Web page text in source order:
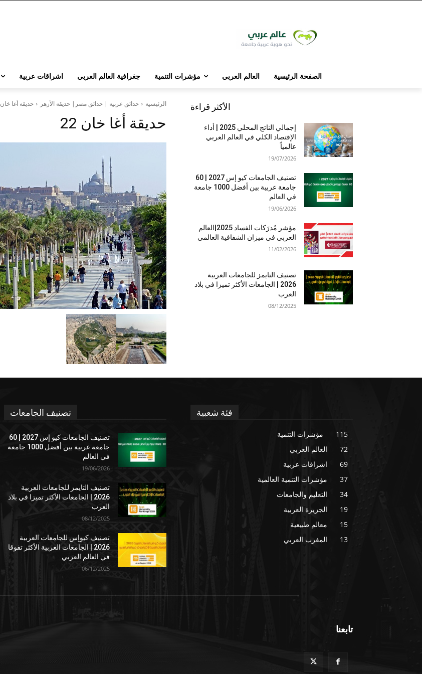
الصفحة الرئيسية العالم العربي مؤشرات التنمية جغرافية العالم العربي اشراقات عربية
الرئيسية حدائق عربية | حدائق مصر| حديقة الأزهر حديقة أغا خان 22
حديقة أغا خان 22
الأكثر قراءة
إجمالي الناتج المحلي 2025 | أداء
الإقتصاد الكلي في العالم العربي
عالمياً
19/07/2026
تصنيف الجامعات كيو إس 2027 | 60
جامعة عربية بين أفضل 1000 جامعة
في العالم
19/06/2026
مؤشر مُدرَكات الفساد 2025|العالم
العربي في ميزان الشفافية العالمي
11/02/2026
تصنيف التايمز للجامعات العربية
2026 | الجامعات الأكثر تميزا في بلاد
العرب
08/12/2025
تصنيف الجامعات
تصنيف الجامعات كيو إس 2027 | 60
جامعة عربية بين أفضل 1000 جامعة
في العالم
19/06/2026
تصنيف التايمز للجامعات العربية
2026 | الجامعات الأكثر تميزا في بلاد
العرب
08/12/2025
تصنيف كيوإس للجامعات العربية
2026 | الجامعات العربية الأكثر تفوقا
في العالم العربي
06/12/2025
فئة شعبية
مؤشرات التنمية
115
العالم العربي
72
اشراقات عربية
69
مؤشرات التنمية العالمية
37
التعليم والجامعات
34
الجزيرة العربية
19
معالم طبيعية
15
المغرب العربي
13
تابعنا